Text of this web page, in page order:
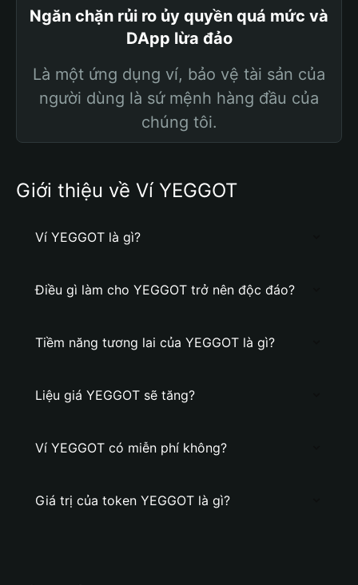
Ngăn chặn rủi ro ủy quyền quá mức và
DApp lừa đảo
Là một ứng dụng ví, bảo vệ tài sản của
người dùng là sứ mệnh hàng đầu của
chúng tôi.
Giới thiệu về Ví YEGGOT
Ví YEGGOT là gì?
Điều gì làm cho YEGGOT trở nên độc đáo?
Tiềm năng tương lai của YEGGOT là gì?
Liệu giá YEGGOT sẽ tăng?
Ví YEGGOT có miễn phí không?
Giá trị của token YEGGOT là gì?